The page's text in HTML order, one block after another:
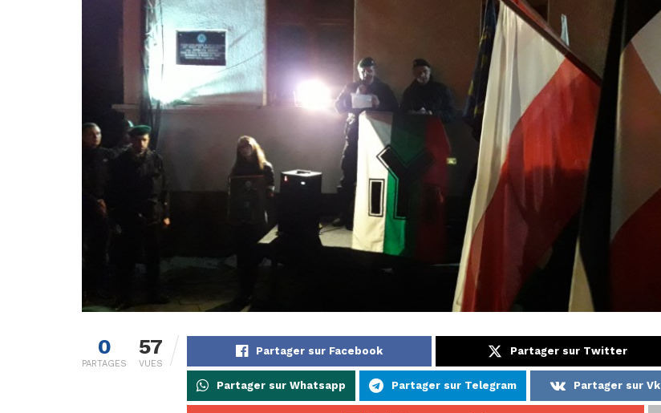
0
PARTAGES
57
VUES
Partager sur Facebook Partager sur Twitter
Partager sur Whatsapp Partager sur Telegram Partager sur Vk